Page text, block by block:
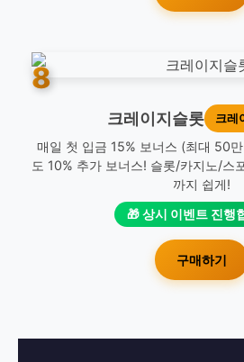
8
크레이지슬롯 크레
매일 첫 입금 15% 보너스 (최대 50
도 10% 추가 보너스! 슬롯/카지노/스
까지 쉽게!
🎁 상시 이벤트 진행
구매하기